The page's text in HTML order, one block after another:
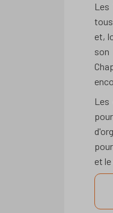
Les
et,
Les
et le